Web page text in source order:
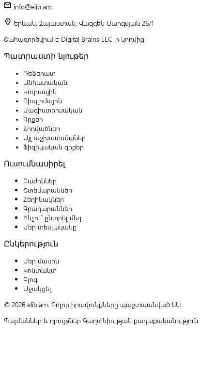
mail info@elib.am
location_on Երևան, Հայաստան, Վազգեն Սարգսյան 26/1
Շահագործվում է Digital Brains LLC-ի կողմից
Պատրաստի նյութեր
Ռեֆերատ
Անհատական
Կուրսային
Դիպլոմային
Մագիստրոսական
Գրքեր
Հոդվածներ
Այլ աշխատանքներ
Ֆիզիկական գրքեր
Ուսումնասիրել
Բաժիններ
Շտեմարաններ
Հեղինակներ
Գրադարաններ
Ինչու՞ ընտրել մեզ
Մեր տեսլականը
Ընկերություն
Մեր մասին
Կոնտակտ
Բլոգ
Աջակցել
© 2026 elib.am. Բոլոր իրավունքները պաշտպանված են:
Պայմաններ և դրույթներ Գաղտնիության քաղաքականություն